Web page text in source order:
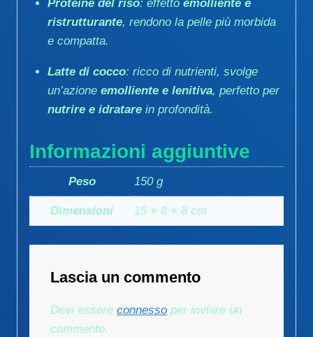
Proteine del riso: effetto emolliente e
ristrutturante, rendono la pelle più morbida
e compatta.
Latte di cocco: ricco di nutrienti, svolge
un’azione emolliente e lenitiva, perfetto per
nutrire e idratarein profondità.
Informazioni aggiuntive
Peso 150 g
Dimensioni 15 × 8 × 8 cm
Lascia un commento
Devi essere connesso per inviare un
commento.